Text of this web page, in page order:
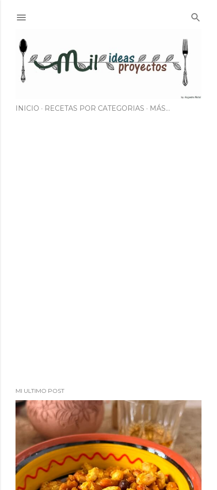
INICIO RECETAS POR CATEGORIAS MÁS…
MI ULTIMO POST